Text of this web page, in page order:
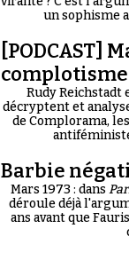
un sophisme
[PODCAST]
complotisme
Rudy Reichstadt
décryptent et
de Complorama,
Barbie
Mars 1973 : dans
déroule déjà
ans avant que